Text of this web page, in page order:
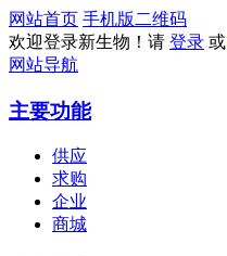
网站首页 手机版 二维码
欢迎登录新生物！请 登录 或
网站导航
主要功能
供应
求购
企业
商城